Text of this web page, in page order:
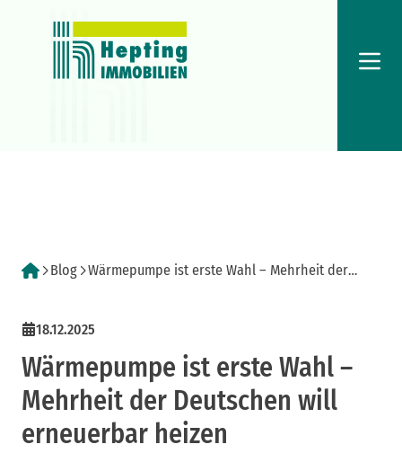
Blog
Wärmepumpe ist erste Wahl – Mehrheit der
18.12.2025
Wärmepumpe ist erste Wahl –
Mehrheit der Deutschen will
erneuerbar heizen